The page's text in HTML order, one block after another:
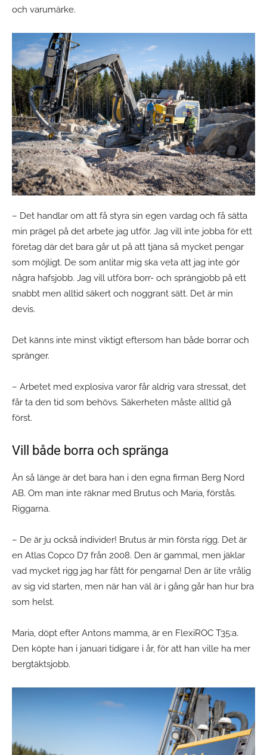
och varumärke.
– Det handlar om att få styra sin egen vardag och få sätta
min prägel på det arbete jag utför. Jag vill inte jobba för ett
företag där det bara går ut på att tjäna så mycket pengar
som möjligt. De som anlitar mig ska veta att jag inte gör
några hafsjobb. Jag vill utföra borr- och sprängjobb på ett
snabbt men alltid säkert och noggrant sätt. Det är min
devis.
Det känns inte minst viktigt eftersom han både borrar och
spränger.
– Arbetet med explosiva varor får aldrig vara stressat, det
får ta den tid som behövs. Säkerheten måste alltid gå
först.
Vill både borra och spränga
Än så länge är det bara han i den egna firman Berg Nord
AB. Om man inte räknar med Brutus och Maria, förstås.
Riggarna.
– De är ju också individer! Brutus är min första rigg. Det är
en Atlas Copco D7 från 2008. Den är gammal, men jäklar
vad mycket rigg jag har fått för pengarna! Den är lite vrålig
av sig vid starten, men när han väl är i gång går han hur bra
som helst.
Maria, döpt efter Antons mamma, är en FlexiROC T35:a.
Den köpte han i januari tidigare i år, för att han ville ha mer
bergtäktsjobb.